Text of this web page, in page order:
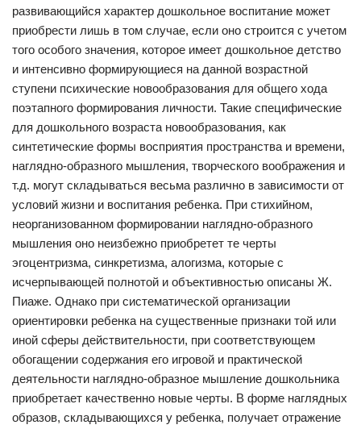
развивающийся характер дошкольное воспитание может
приобрести лишь в том случае, если оно строится с учетом
того особого значения, которое имеет дошкольное детство
и интенсивно формирующиеся на данной возрастной
ступени психические новообразования для общего хода
поэтапного формирования личности. Такие специфические
для дошкольного возраста новообразования, как
синтетические формы восприятия пространства и времени,
наглядно-образного мышления, творческого воображения и
т.д. могут складываться весьма различно в зависимости от
условий жизни и воспитания ребенка. При стихийном,
неорганизованном формировании наглядно-образного
мышления оно неизбежно приобретет те черты
эгоцентризма, синкретизма, алогизма, которые с
исчерпывающей полнотой и объективностью описаны Ж.
Пиаже. Однако при систематической организации
ориентировки ребенка на существенные признаки той или
иной сферы действительности, при соответствующем
обогащении содержания его игровой и практической
деятельности наглядно-образное мышление дошкольника
приобретает качественно новые черты. В форме наглядных
образов, складывающихся у ребенка, получает отражение